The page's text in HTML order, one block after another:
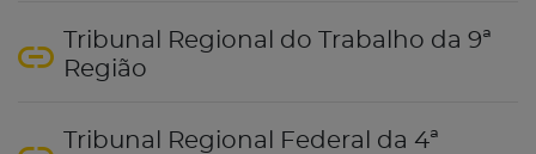
Tribunal Regional do Trabalho da 9ª
Região
Tribunal Regional Federal da 4ª